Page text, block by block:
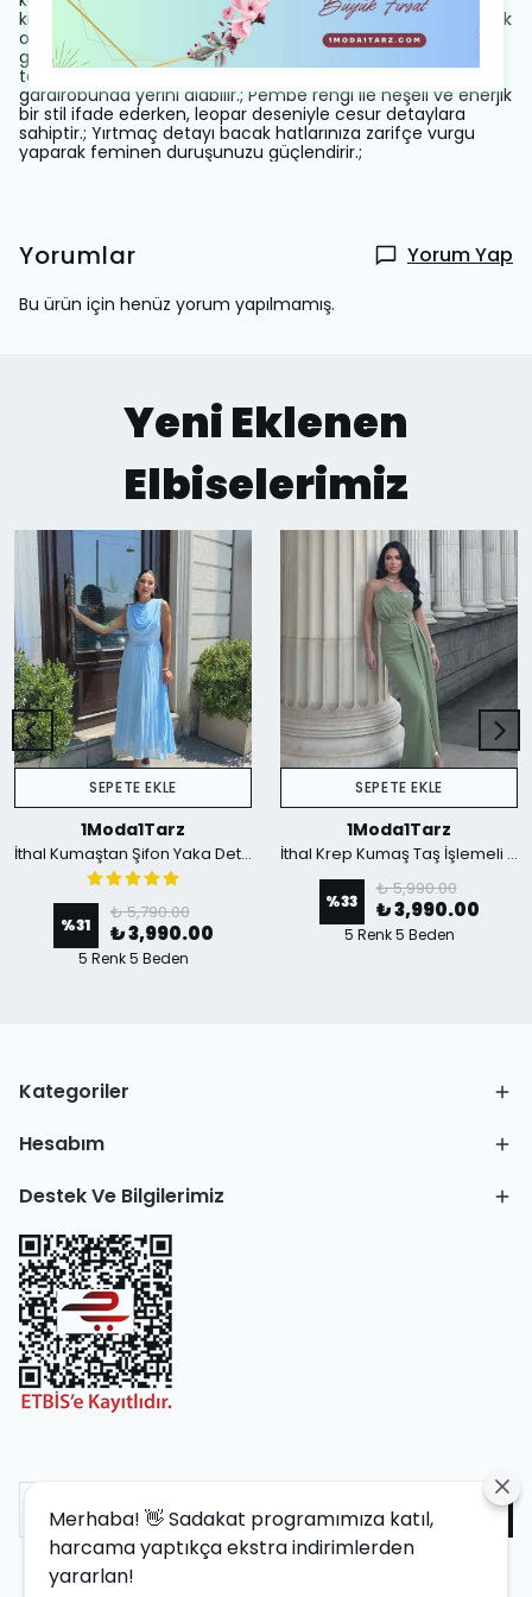
kişiselleştirilebilir.; Uzun kollu tasarım soğuk havalarda bile şık
olmanızı sağlar; kumaş dokusu orta kalınlıkta olup mevsim
geçişlerinde idealdir.; Tüm yaş gruplarına hitap eden
tasarımıyla geniş bir kullanıcı yelpazesine sahiptir; herkesin
gardırobunda yerini alabilir.; Pembe rengi ile neşeli ve enerjik
bir stil ifade ederken, leopar deseniyle cesur detaylara
sahiptir.; Yırtmaç detayı bacak hatlarınıza zarifçe vurgu
yaparak feminen duruşunuzu güçlendirir.;
Yorumlar Yorum Yap
Bu ürün için henüz yorum yapılmamış.
Yeni Eklenen
Elbiselerimiz
SEPETE EKLE
1Moda1Tarz
İthal Kumaştan Şifon Yaka Detaylı Piliseli Kemerli Astarlı Özel Tasarım Elbise - mavi
%31
₺ 5,790.00
₺ 3,990.00
5 Renk 5 Beden
SEPETE EKLE
1Moda1Tarz
İthal Krep Kumaş Taş İşlemeli Askılı Astarlı Özel Tasarım Yırtmaçlı Maxi Elbise - Yeşil
%33
₺ 5,990.00
₺ 3,990.00
5 Renk 5 Beden
Kategoriler
Hesabım
Destek Ve Bilgilerimiz
Merhaba! 👋 Sadakat programımıza katıl,
harcama yaptıkça ekstra indirimlerden
yararlan!